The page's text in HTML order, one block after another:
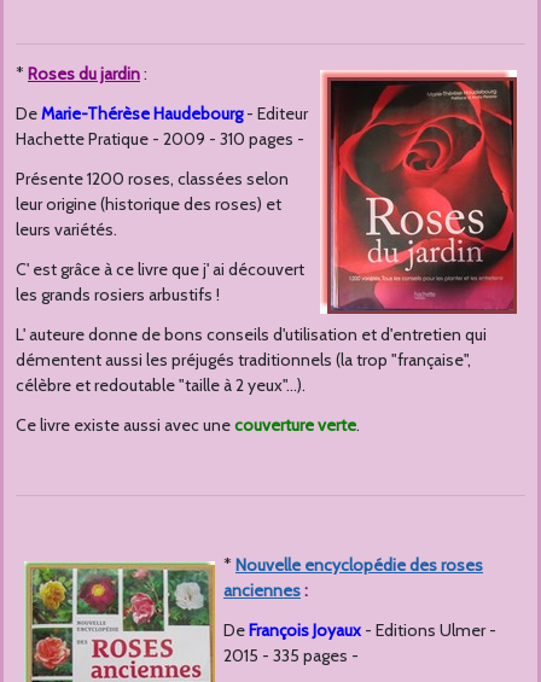
* Roses du jardin:
DeMarie-Thérèse Haudebourg- Editeur
Hachette Pratique - 2009 - 310 pages -
Présente 1200 roses, classées selon
leur origine (historique des roses) et
leurs variétés.
C' est grâce à ce livre que j' ai découvert
les grands rosiers arbustifs !
L' auteure donne de bons conseils d'utilisation et d'entretien qui
démentent aussi les préjugés traditionnels (la trop "française",
célèbre et redoutable "taille à 2 yeux"...).
Ce livre existe aussi avec unecouverture verte.
* Nouvelle encyclopédie des roses
anciennes:
DeFrançois Joyaux - Editions Ulmer -
2015 - 335 pages -